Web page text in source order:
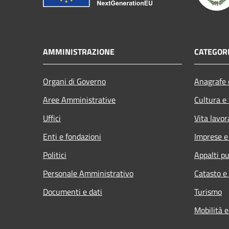
AMMINISTRAZIONE
Organi di Governo
Aree Amministrative
Uffici
Enti e fondazioni
Politici
Personale Amministrativo
Documenti e dati
Cultura
Vita
Imprese
Appalti
Catasto
Turismo
Mobilità